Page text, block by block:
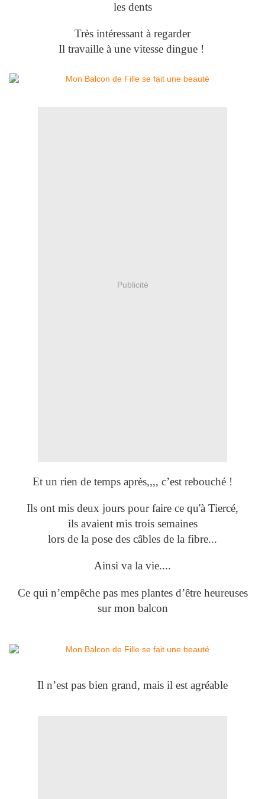
les dents
Très intéressant à regarder
Il travaille à une vitesse dingue !
Publicité
Et un rien de temps après,,,, c’est rebouché !
Ils ont mis deux jours pour faire ce qu'à Tiercé,
ils avaient mis trois semaines
lors de la pose des câbles de la fibre...
Ainsi va la vie....
Ce qui n’empêche pas mes plantes d’être heureuses
sur mon balcon
Il n’est pas bien grand, mais il est agréable